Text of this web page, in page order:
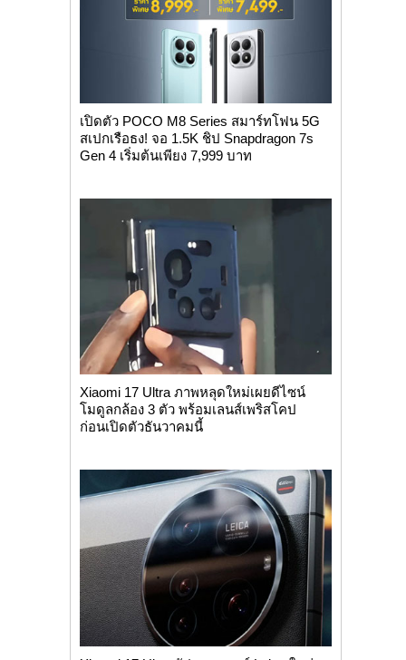
เปิดตัว POCO M8 Series สมาร์ทโฟน 5G
สเปกเรือธง! จอ 1.5K ชิป Snapdragon 7s
Gen 4 เริ่มต้นเพียง 7,999 บาท
Xiaomi 17 Ultra ภาพหลุดใหม่เผยดีไซน์
โมดูลกล้อง 3 ตัว พร้อมเลนส์เพริสโคป
ก่อนเปิดตัวธันวาคมนี้